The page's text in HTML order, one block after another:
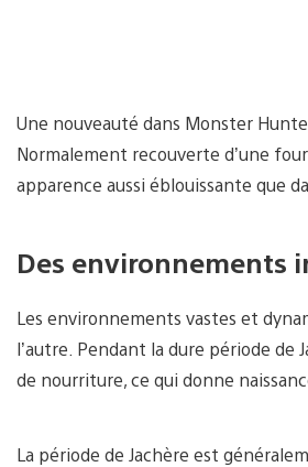
Une nouveauté dans Monster
Normalement recouverte d’une
apparence aussi éblouissante que
Des environnements
Les environnements vastes et
l’autre. Pendant la dure période de
de nourriture, ce qui donne
La période de Jachère est